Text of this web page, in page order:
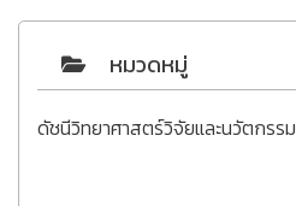
หมวดหมู่
ดัชนีวิทยาศาสตร์วิจัยและนวัตกรรม